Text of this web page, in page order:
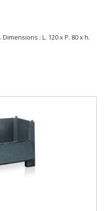
: L. 120 x P. 80 x h.